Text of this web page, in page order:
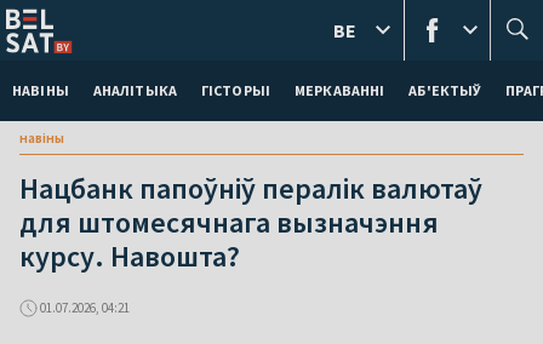
НАВІНЫ АНАЛІТЫКА ГІСТОРЫІ МЕРКАВАННI АБ'ЕКТЫЎ
BE
навіны
Нацбанк папоўніў пералік валютаў
для штомесячнага вызначэння
курсу. Навошта?
01.07.2026, 04:21